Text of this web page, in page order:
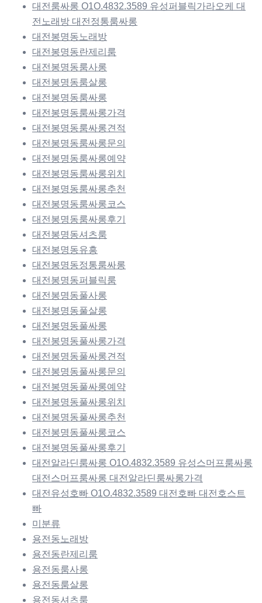
대전룸싸롱 O1O.4832.3589 유성퍼블릭가라오케 대
전노래방 대전정통룸싸롱
대전봉명동노래방
대전봉명동란제리룸
대전봉명동룸사롱
대전봉명동룸살롱
대전봉명동룸싸롱
대전봉명동룸싸롱가격
대전봉명동룸싸롱견적
대전봉명동룸싸롱문의
대전봉명동룸싸롱예약
대전봉명동룸싸롱위치
대전봉명동룸싸롱추천
대전봉명동룸싸롱코스
대전봉명동룸싸롱후기
대전봉명동셔츠룸
대전봉명동유흥
대전봉명동정통룸싸롱
대전봉명동퍼블릭룸
대전봉명동풀사롱
대전봉명동풀살롱
대전봉명동풀싸롱
대전봉명동풀싸롱가격
대전봉명동풀싸롱견적
대전봉명동풀싸롱문의
대전봉명동풀싸롱예약
대전봉명동풀싸롱위치
대전봉명동풀싸롱추천
대전봉명동풀싸롱코스
대전봉명동풀싸롱후기
대전알라딘룸싸롱 O1O.4832.3589 유성스머프룸싸롱
대전스머프룸싸롱 대전알라딘룸싸롱가격
대전유성호빠 O1O.4832.3589 대전호빠 대전호스트
빠
미분류
용전동노래방
용전동란제리룸
용전동룸사롱
용전동룸살롱
용전동셔츠룸